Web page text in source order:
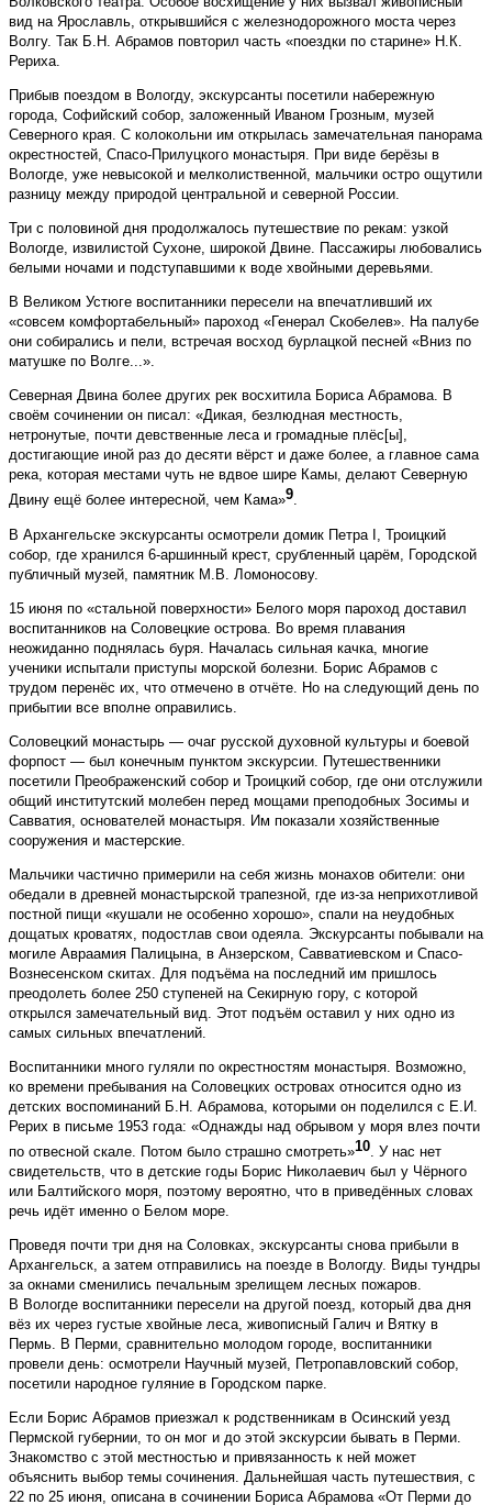
вид на Ярославль, открывшийся с железнодорожного моста через
Волгу. Так Б.Н. Абрамов повторил часть «поездки по старине» Н.К.
Рериха.
Прибыв поездом в Вологду, экскурсанты посетили набережную
города, Софийский собор, заложенный Иваном Грозным, музей
Северного края. С колокольни им открылась замечательная панорама
окрестностей, Спасо-Прилуцкого монастыря. При виде берёзы в
Вологде, уже невысокой и мелколиственной, мальчики остро ощутили
разницу между природой центральной и северной России.
Три с половиной дня продолжалось путешествие по рекам: узкой
Вологде, извилистой Сухоне, широкой Двине. Пассажиры любовались
белыми ночами и подступавшими к воде хвойными деревьями.
В Великом Устюге воспитанники пересели на впечатливший их
«совсем комфортабельный» пароход «Генерал Скобелев». На палубе
они собирались и пели, встречая восход бурлацкой песней «Вниз по
матушке по Волге...».
Северная Двина более других рек восхитила Бориса Абрамова. В
своём сочинении он писал: «Дикая, безлюдная местность,
нетронутые, почти девственные леса и громадные плёс[ы],
достигающие иной раз до десяти вёрст и даже более, а главное сама
река, которая местами чуть не вдвое шире Камы, делают Северную
Двину ещё более интересной, чем Кама»9.
В Архангельске экскурсанты осмотрели домик Петра I, Троицкий
собор, где хранился 6-аршинный крест, срубленный царём, Городской
публичный музей, памятник М.В. Ломоносову.
15 июня по «стальной поверхности» Белого моря пароход доставил
воспитанников на Соловецкие острова. Во время плавания
неожиданно поднялась буря. Началась сильная качка, многие
ученики испытали приступы морской болезни. Борис Абрамов с
трудом перенёс их, что отмечено в отчёте. Но на следующий день по
прибытии все вполне оправились.
Соловецкий монастырь — очаг русской духовной культуры и боевой
форпост — был конечным пунктом экскурсии. Путешественники
посетили Преображенский собор и Троицкий собор, где они отслужили
общий институтский молебен перед мощами преподобных Зосимы и
Савватия, основателей монастыря. Им показали хозяйственные
сооружения и мастерские.
Мальчики частично примерили на себя жизнь монахов обители: они
обедали в древней монастырской трапезной, где из-за неприхотливой
постной пищи «кушали не особенно хорошо», спали на неудобных
дощатых кроватях, подостлав свои одеяла. Экскурсанты побывали на
могиле Авраамия Палицына, в Анзерском, Савватиевском и Спасо-
Вознесенском скитах. Для подъёма на последний им пришлось
преодолеть более 250 ступеней на Секирную гору, с которой
открылся замечательный вид. Этот подъём оставил у них одно из
самых сильных впечатлений.
Воспитанники много гуляли по окрестностям монастыря. Возможно,
ко времени пребывания на Соловецких островах относится одно из
детских воспоминаний Б.Н. Абрамова, которыми он поделился с Е.И.
Рерих в письме 1953 года: «Однажды над обрывом у моря влез почти
по отвесной скале. Потом было страшно смотреть»10. У нас нет
свидетельств, что в детские годы Борис Николаевич был у Чёрного
или Балтийского моря, поэтому вероятно, что в приведённых словах
речь идёт именно о Белом море.
Проведя почти три дня на Соловках, экскурсанты снова прибыли в
Архангельск, а затем отправились на поезде в Вологду. Виды тундры
за окнами сменились печальным зрелищем лесных пожаров.
В Вологде воспитанники пересели на другой поезд, который два дня
вёз их через густые хвойные леса, живописный Галич и Вятку в
Пермь. В Перми, сравнительно молодом городе, воспитанники
провели день: осмотрели Научный музей, Петропавловский собор,
посетили народное гуляние в Городском парке.
Если Борис Абрамов приезжал к родственникам в Осинский уезд
Пермской губернии, то он мог и до этой экскурсии бывать в Перми.
Знакомство с этой местностью и привязанность к ней может
объяснить выбор темы сочинения. Дальнейшая часть путешествия, с
22 по 25 июня, описана в сочинении Бориса Абрамова «От Перми до